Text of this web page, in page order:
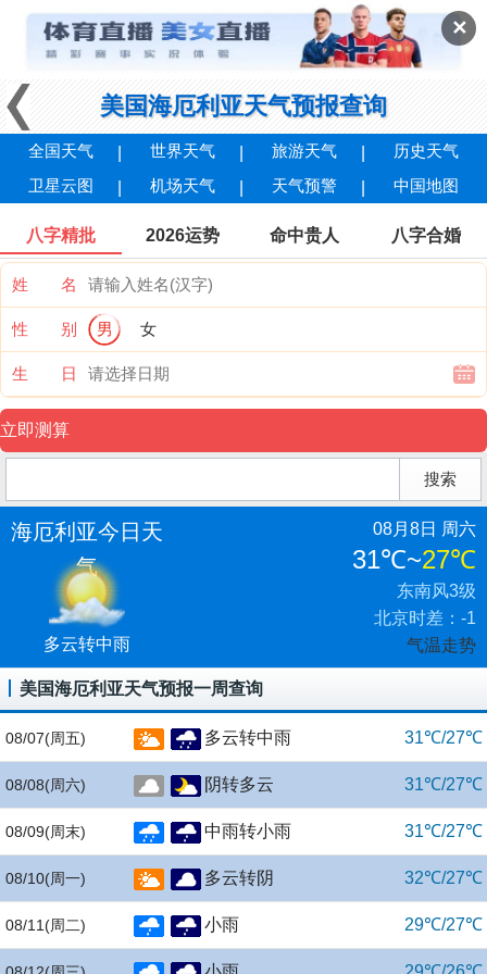
✕
美国海厄利亚天气预报查询
全国天气 世界天气 旅游天气
历史天气
卫星云图
机场天气 天气预警 中国地图
八字精批 2026运势 命中贵人 八字合婚
姓 名
性 别 男 女
生 日
海厄利亚今日天
气
多云转中雨
08月8日 周六
31℃~27℃
东南风3级
北京时差：-1
气温走势
美国海厄利亚天气预报一周查询
08/07(周五) 多云转中雨 31℃/27℃
08/08(周六) 阴转多云 31℃/27℃
08/09(周末) 中雨转小雨 31℃/27℃
08/10(周一) 多云转阴 32℃/27℃
08/11 (周二) 小雨 29℃/27℃